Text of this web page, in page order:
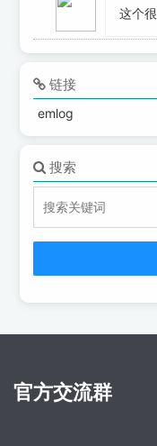
这个
链接
emlog
搜索
官方交流群